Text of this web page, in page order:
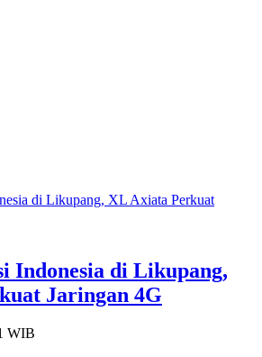
Indonesia di Likupang,
Jaringan 4G
WIB